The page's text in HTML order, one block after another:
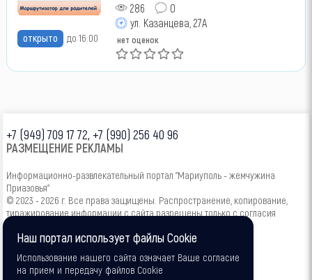
открыто до 16:00
286
0
ул. Казанцева, 27А
нет оценок
+7 (949) 709 17 72, +7 (990) 256 40 96
РАЗМЕЩЕНИЕ РЕКЛАМЫ
Информационно-развлекательный портал "Мариуполь - жемчужина
Приазовья"
© 2023 - 2026 г. Все права защищены. Распространение, копирование,
тиражирование информации с сайта разрешены только с согласия
16+
Наш портал использует файлы Cookie
Использование нашего сайта означает Ваше согласие
на прием и передачу файлов Cookie